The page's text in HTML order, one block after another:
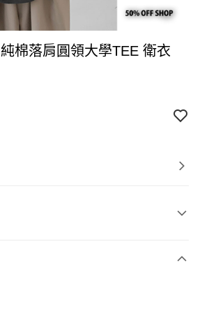
超萌閃電皮卡丘 純棉落肩圓領大學TEE 衛衣